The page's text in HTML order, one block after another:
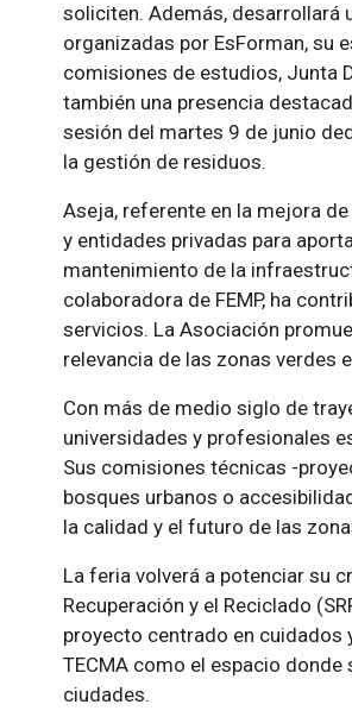
soliciten. Además, desarrollará
organizadas por EsForman, su
comisiones de estudios, Junta
también una presencia
sesión del martes 9 de junio
la gestión de residuos.
Aseja, referente en la mejora
y entidades privadas para
mantenimiento de la
colaboradora de FEMP, ha
servicios. La Asociación
relevancia de las zonas verdes
Con más de medio siglo de
universidades y profesionales
Sus comisiones técnicas -
bosques urbanos o
la calidad y el futuro de las
La feria volverá a potenciar su
Recuperación y el Reciclado
proyecto centrado en cuidados
TECMA como el espacio
ciudades.